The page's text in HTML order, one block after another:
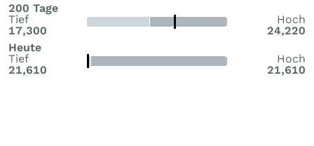
200 Tage
Tief
17,300
Hoch
24,220
Heute
Tief
21,610
Hoch
21,610